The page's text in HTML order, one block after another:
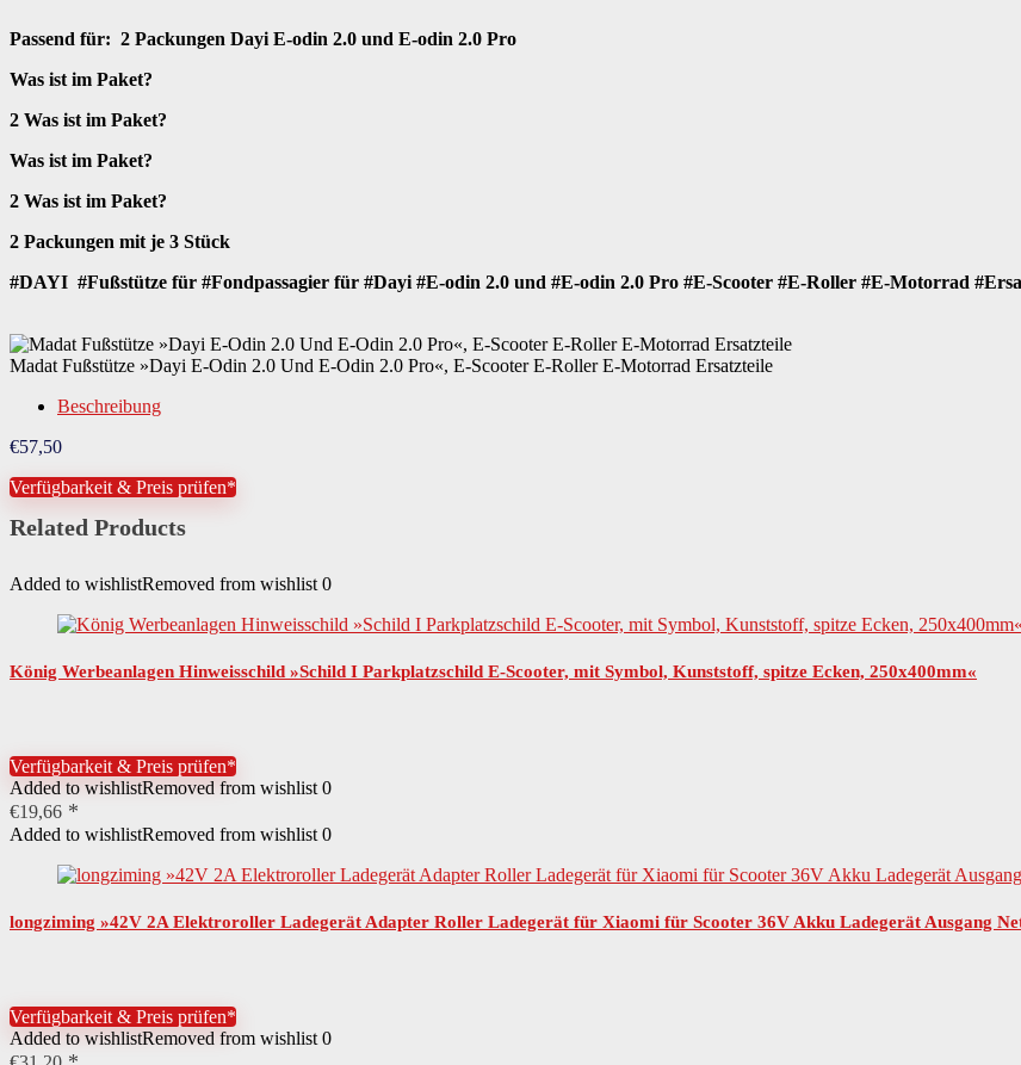
Passend für: 2 Packungen Dayi E-odin 2.0 und E-odin 2.0 Pro
Was ist im Paket?
2 Was ist im Paket?
Was ist im Paket?
2 Was ist im Paket?
2 Packungen mit je 3 Stück
#DAYI #Fußstütze für #Fondpassagier für #Dayi #E-odin 2.0 und #E-odin 2.0 Pro #E-Scooter #E-Roller #E-Motorrad
Madat Fußstütze »Dayi E-Odin 2.0 Und E-Odin 2.0 Pro«, E-Scooter E-Roller E-Motorrad Ersatzteile
Beschreibung
€57,50
Verfügbarkeit & Preis prüfen*
Related Products
Added to wishlistRemoved from wishlist 0
König Werbeanlagen Hinweisschild »Schild I Parkplatzschild E-Scooter, mit Symbol, Kunststoff, spitze Ecken, 250x400mm«
Verfügbarkeit & Preis prüfen*
Added to wishlistRemoved from wishlist 0
€19,66
Added to wishlistRemoved from wishlist 0
longziming »42V 2A Elektroroller Ladegerät Adapter Roller Ladegerät für Xiaomi für Scooter 36V Akku Ladegerät Ausgang
Verfügbarkeit & Preis prüfen*
Added to wishlistRemoved from wishlist 0